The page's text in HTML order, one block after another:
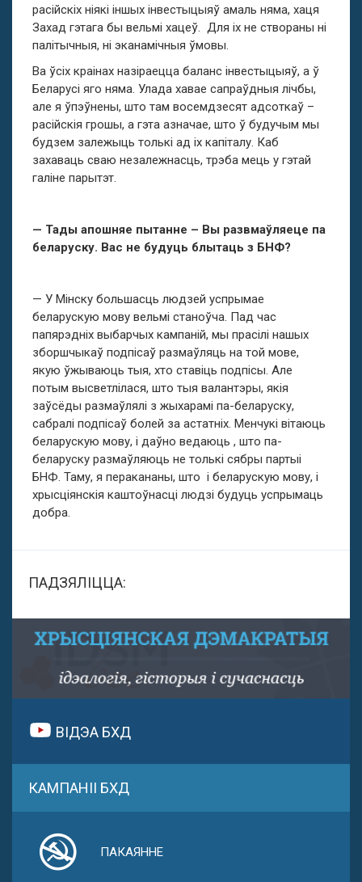
расійскіх ніякі іншых інвестыцыяў амаль няма, хаця
Захад гэтага бы вельмі хацеў. Для іх не створаны ні
палітычныя, ні эканамічныя ўмовы.
Ва ўсіх краінах назіраецца баланс інвестыцыяў, а ў
Беларусі яго няма. Улада хавае сапраўдныя лічбы,
але я ўпэўнены, што там восемдзесят адсоткаў –
расійскія грошы, а гэта азначае, што ў будучым мы
будзем залежыць толькі ад іх капіталу. Каб
захаваць сваю незалежнасць, трэба мець у гэтай
галіне парытэт.
— Тады апошняе пытанне – Вы развмаўляеце па
беларуску. Вас не будуць блытаць з БНФ?
— У Мінску большасць людзей успрымае
беларускую мову вельмі станоўча. Пад час
папярэдніх выбарчых кампаній, мы прасілі нашых
зборшчыкаў подпісаў размаўляць на той мове,
якую ўжываюць тыя, хто ставіць подпісы. Але
потым высветлілася, што тыя валантэры, якія
заўсёды размаўлялі з жыхарамі па-беларуску,
сабралі подпісаў болей за астатніх. Менчукі вітаюць
беларускую мову, і даўно ведаюць , што па-
беларуску размаўляюць не толькі сябры партыі
БНФ. Таму, я перакананы, што і беларускую мову, і
хрысціянскія каштоўнасці людзі будуць успрымаць
добра.
ПАДЗЯЛІЦЦА:
ВІДЭА БХД
КАМПАНІІ БХД
ПАКАЯННЕ